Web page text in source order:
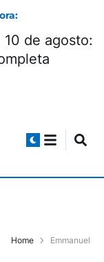
de agosto:
Home Emmanuel